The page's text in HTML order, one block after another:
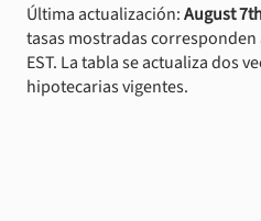
Última actualización:August
tasas mostradas corresponden
EST. La tabla se actualiza dos
hipotecarias vigentes.